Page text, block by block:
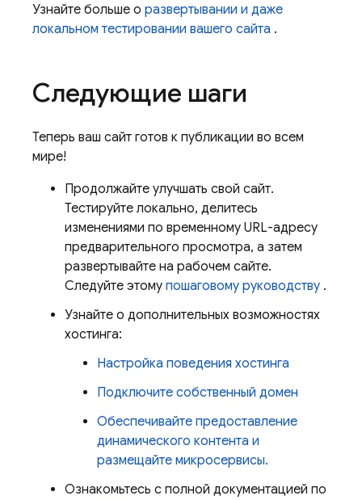
Узнайте больше о развертывании и даже
локальном тестировании вашего сайта .
Следующие шаги
Теперь ваш сайт готов к публикации во всем
мире!
Продолжайте улучшать свой сайт.
Тестируйте локально, делитесь
изменениями по временному URL-адресу
предварительного просмотра, а затем
развертывайте на рабочем сайте.
Следуйте этому пошаговому руководству .
Узнайте о дополнительных возможностях
хостинга:
Настройка поведения хостинга
Подключите собственный домен
Обеспечивайте предоставление
динамического контента и
размещайте микросервисы.
Ознакомьтесь с полной документацией по